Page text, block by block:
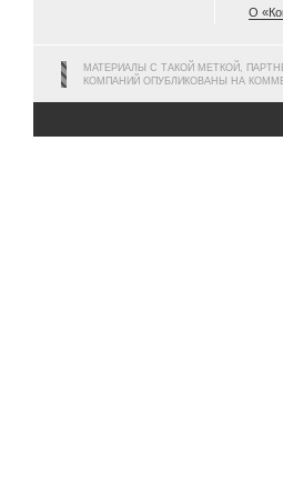
О
МАТЕРИАЛЫ С ТАКОЙ МЕТКОЙ,
КОМПАНИЙ ОПУБЛИКОВАНЫ НА